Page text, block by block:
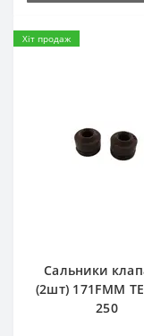
Хіт продаж
Сальники
(2шт) 171FMM
250